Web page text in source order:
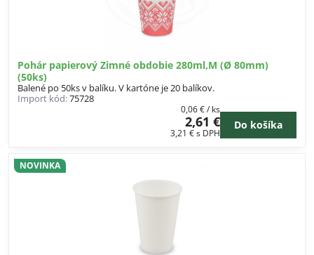
Pohár papierový Zimné obdobie 280ml,M (Ø 80mm)
(50ks)
Balené po 50ks v balíku. V kartóne je 20 balíkov.
Import kód:75728
2,61 €
3,21 €s DPH
0,06 €/ ks
Do košíka
NOVINKA